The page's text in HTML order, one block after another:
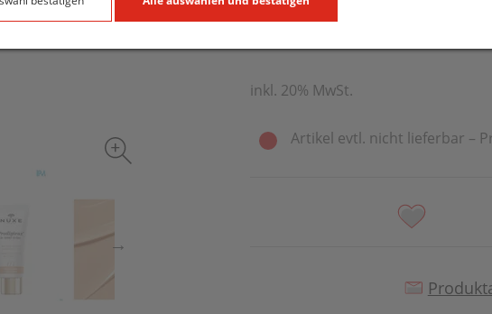
inkl. 20% MwSt.
Artikel evtl. nicht lieferbar –